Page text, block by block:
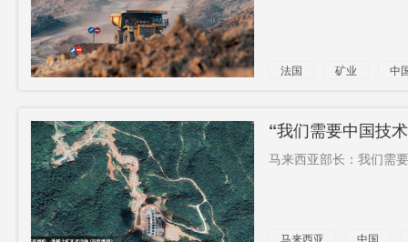
法国 矿业 中
“我们需要中国技
马来西亚部长：我们需
马来西亚 中国